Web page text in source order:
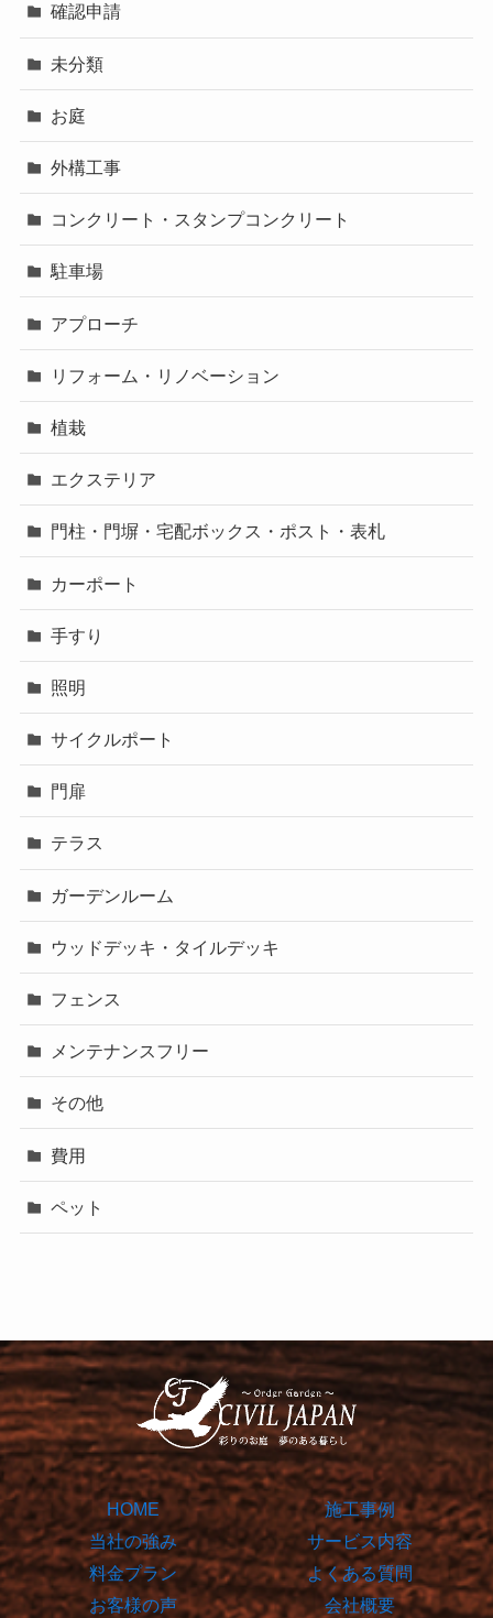
確認申請
未分類
お庭
外構工事
コンクリート・スタンプコンクリート
駐車場
アプローチ
リフォーム・リノベーション
植栽
エクステリア
門柱・門塀・宅配ボックス・ポスト・表札
カーポート
手すり
照明
サイクルポート
門扉
テラス
ガーデンルーム
ウッドデッキ・タイルデッキ
フェンス
メンテナンスフリー
その他
費用
ペット
HOME
施工事例
当社の強み
サービス内容
料金プラン
よくある質問
お客様の声
会社概要